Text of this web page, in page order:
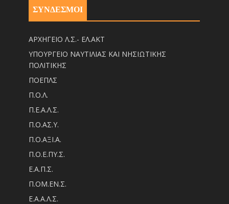
ΣΥΝΔΕΣΜΟΙ
ΑΡΧΗΓΕΙΟ Λ.Σ.- ΕΛ.ΑΚΤ
ΥΠΟΥΡΓΕΙΟ ΝΑΥΤΙΛΙΑΣ ΚΑΙ ΝΗΣΙΩΤΙΚΗΣ
ΠΟΛΙΤΙΚΗΣ
ΠΟΕΠΛΣ
Π.Ο.Λ.
Π.Ε.Α.Λ.Σ.
Π.Ο.ΑΣ.Υ.
Π.Ο.ΑΞΙ.Α.
Π.Ο.Ε.ΠΥ.Σ.
Ε.Α.Π.Σ.
Π.ΟM.EN.Σ.
Ε.Α.Α.Λ.Σ.